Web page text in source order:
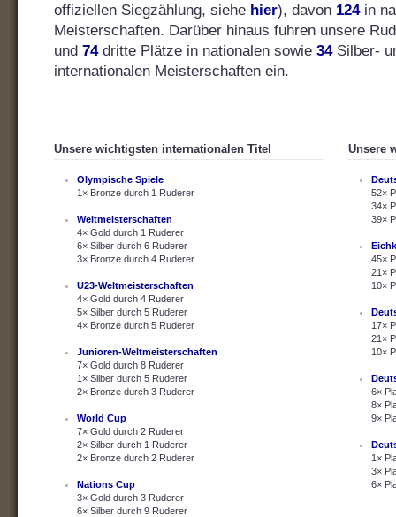
offiziellen Siegzählung, siehe hier), davon 124in
Meisterschaften. Darüber hinaus fuhren unsere
und 74dritte Plätze in nationalen sowie 34Silber-
internationalen Meisterschaften ein.
Unsere wichtigsten internationalen Titel
Olympische Spiele
1× Bronze durch 1 Ruderer
Weltmeisterschaften
4× Gold durch 1 Ruderer
6× Silber durch 6 Ruderer
3× Bronze durch 4 Ruderer
U23-Weltmeisterschaften
4× Gold durch 4 Ruderer
5× Silber durch 5 Ruderer
4× Bronze durch 5 Ruderer
Junioren-Weltmeisterschaften
7× Gold durch 8 Ruderer
1× Silber durch 5 Ruderer
2× Bronze durch 3 Ruderer
World Cup
7× Gold durch 2 Ruderer
2× Silber durch 1 Ruderer
2× Bronze durch 2 Ruderer
Nations Cup
3× Gold durch 3 Ruderer
6× Silber durch 9 Ruderer
Unsere
52×
34×
39×
45×
21×
10×
17×
21×
10×
6×
8×
9×
1×
3×
6×